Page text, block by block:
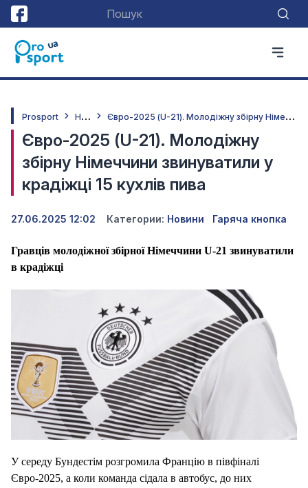
Prosport Н
овини Є
вро-2025 (U-21). Молодіжну збірну Німеччини звинуватили у крадіжці 15 кухлів пива
Євро-2025 (U-21). Молодіжну
збірну Німеччини звинуватили у
крадіжці 15 кухлів пива
27.06.2025 12:02 Категории: Новини Гаряча кнопка
Гравців молодіжної збірної Німеччини U-21 звинуватили
в крадіжці
У середу Бундестім розгромила Францію в півфіналі
Євро-2025, а коли команда сідала в автобус, до них